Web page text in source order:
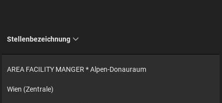
Stellenbezeichnung
AREA FACILITY MANGER * Alpen-Donauraum
Wien (Zentrale)